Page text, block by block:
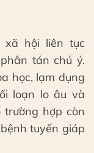
xã hội liên tục
tán chú ý.
học, lạm dụng
loạn lo âu và
hợp còn
tuyến giáp